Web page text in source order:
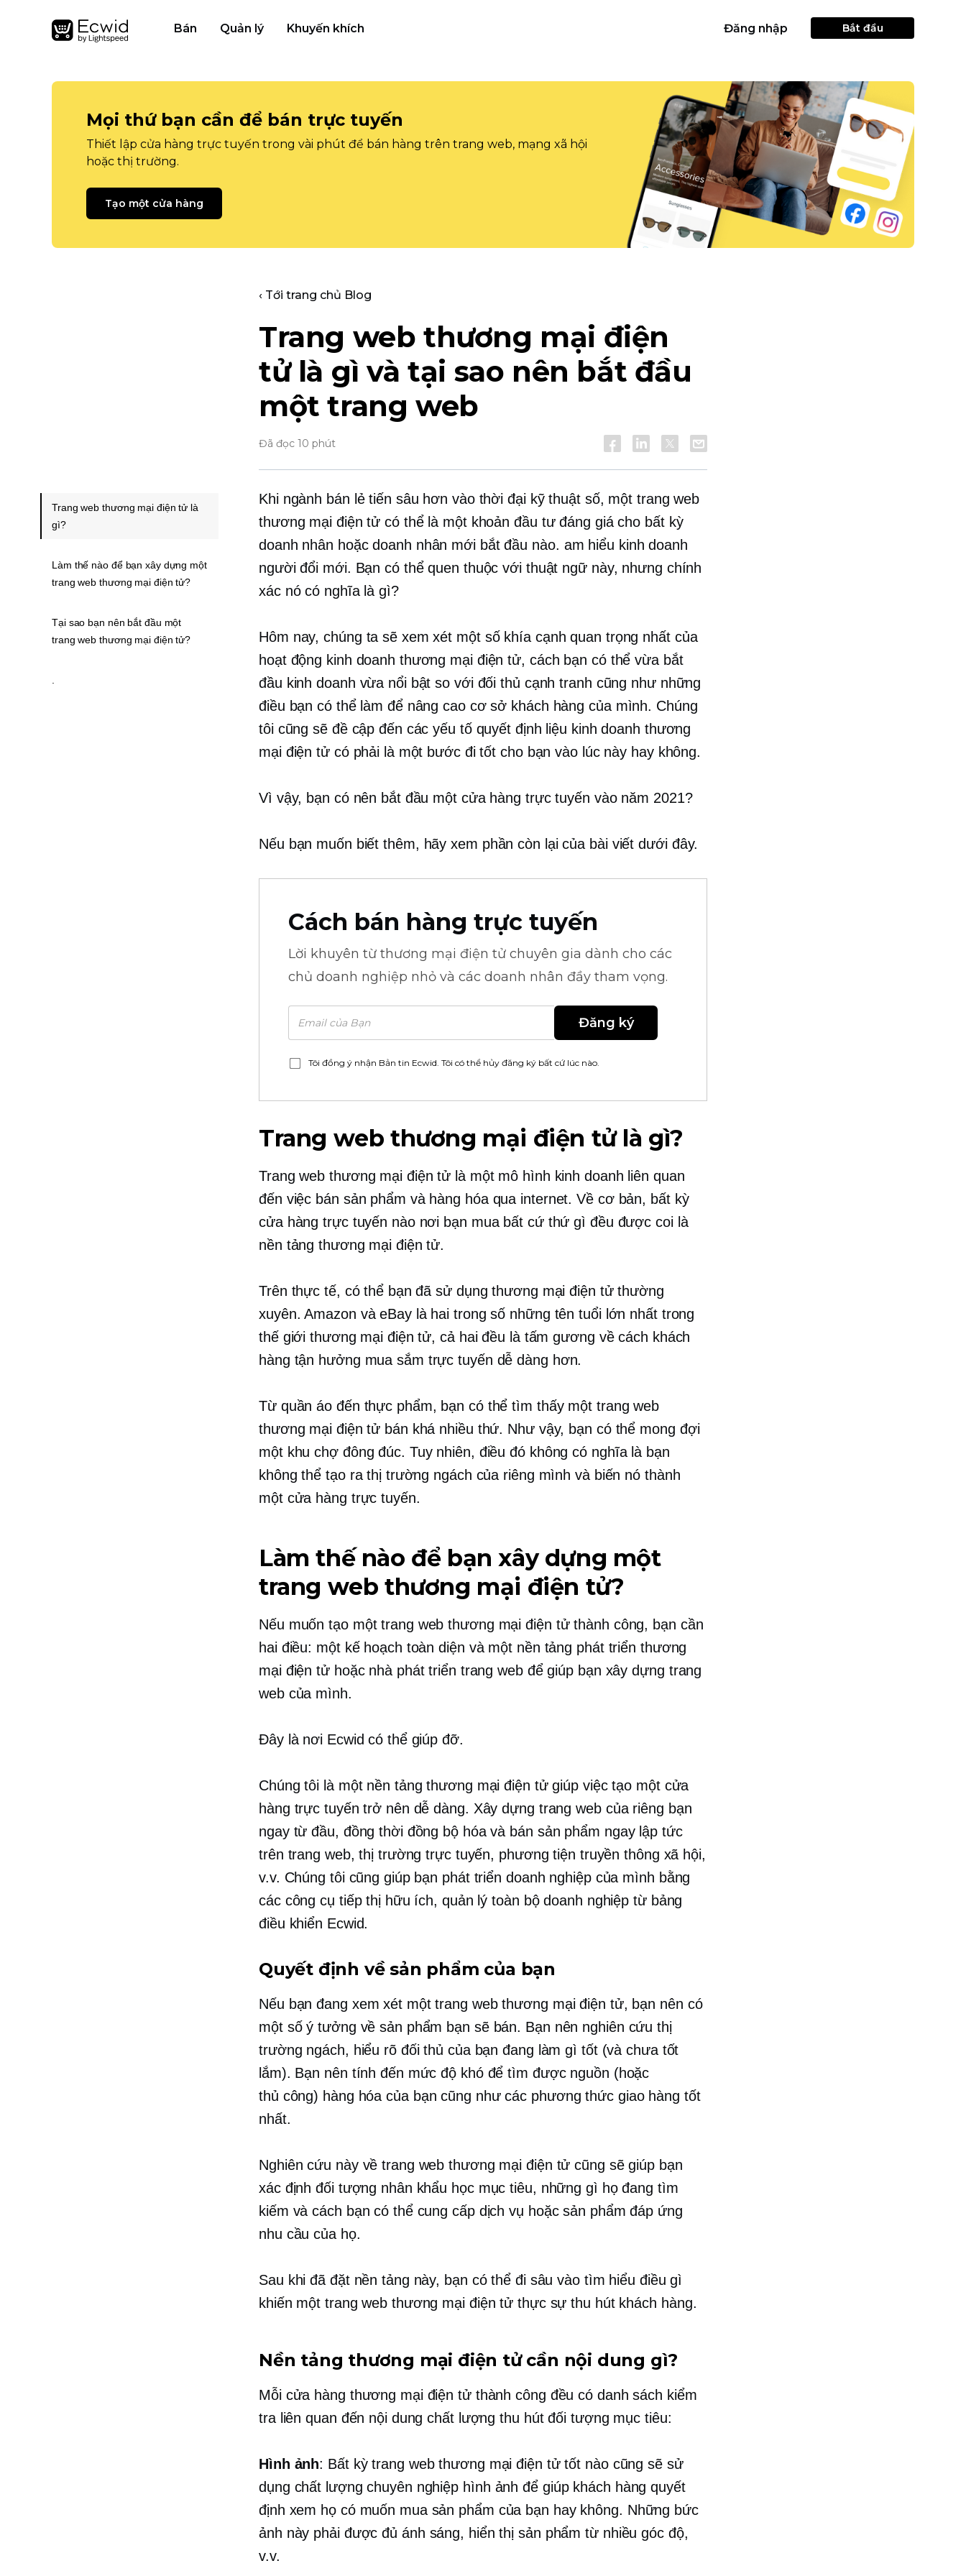
Bán Quản lý Khuyến khích Đăng nhập Bắt đầu
Mọi thứ bạn cần để bán trực tuyến
Thiết lập cửa hàng trực tuyến trong vài phút để bán hàng trên trang web, mạng xã hội
hoặc thị trường.
Tạo một cửa hàng
‹ Tới trang chủ Blog
Trang web thương mại điện
tử là gì và tại sao nên bắt đầu
một trang web
Đã đọc 10 phút
Khi ngành bán lẻ tiến sâu hơn vào thời đại kỹ thuật số, một trang web
thương mại điện tử có thể là một khoản đầu tư đáng giá cho bất kỳ
doanh nhân hoặc doanh nhân mới bắt đầu nào. am hiểu kinh doanh
người đổi mới. Bạn có thể quen thuộc với thuật ngữ này, nhưng chính
xác nó có nghĩa là gì?
Hôm nay, chúng ta sẽ xem xét một số khía cạnh quan trọng nhất của
hoạt động kinh doanh thương mại điện tử, cách bạn có thể vừa bắt
đầu kinh doanh vừa nổi bật so với đối thủ cạnh tranh cũng như những
điều bạn có thể làm để nâng cao cơ sở khách hàng của mình. Chúng
tôi cũng sẽ đề cập đến các yếu tố quyết định liệu kinh doanh thương
mại điện tử có phải là một bước đi tốt cho bạn vào lúc này hay không.
Vì vậy, bạn có nên bắt đầu một cửa hàng trực tuyến vào năm 2021?
Nếu bạn muốn biết thêm, hãy xem phần còn lại của bài viết dưới đây.
Cách bán hàng trực tuyến
Lời khuyên từ thương mại điện tử chuyên gia dành cho các
chủ doanh nghiệp nhỏ và các doanh nhân đầy tham vọng.
Đăng ký
Tôi đồng ý nhận Bản tin Ecwid. Tôi có thể hủy đăng ký bất cứ lúc nào.
Trang web thương mại điện tử là gì?
Trang web thương mại điện tử là một mô hình kinh doanh liên quan
đến việc bán sản phẩm và hàng hóa qua internet. Về cơ bản, bất kỳ
cửa hàng trực tuyến nào nơi bạn mua bất cứ thứ gì đều được coi là
nền tảng thương mại điện tử.
Trên thực tế, có thể bạn đã sử dụng thương mại điện tử thường
xuyên. Amazon và eBay là hai trong số những tên tuổi lớn nhất trong
thế giới thương mại điện tử, cả hai đều là tấm gương về cách khách
hàng tận hưởng mua sắm trực tuyến dễ dàng hơn.
Từ quần áo đến thực phẩm, bạn có thể tìm thấy một trang web
thương mại điện tử bán khá nhiều thứ. Như vậy, bạn có thể mong đợi
một khu chợ đông đúc. Tuy nhiên, điều đó không có nghĩa là bạn
không thể tạo ra thị trường ngách của riêng mình và biến nó thành
một cửa hàng trực tuyến.
Làm thế nào để bạn xây dựng một
trang web thương mại điện tử?
Nếu muốn tạo một trang web thương mại điện tử thành công, bạn cần
hai điều: một kế hoạch toàn diện và một nền tảng phát triển thương
mại điện tử hoặc nhà phát triển trang web để giúp bạn xây dựng trang
web của mình.
Đây là nơi Ecwid có thể giúp đỡ.
Chúng tôi là một nền tảng thương mại điện tử giúp việc tạo một cửa
hàng trực tuyến trở nên dễ dàng. Xây dựng trang web của riêng bạn
ngay từ đầu, đồng thời đồng bộ hóa và bán sản phẩm ngay lập tức
trên trang web, thị trường trực tuyến, phương tiện truyền thông xã hội,
v.v. Chúng tôi cũng giúp bạn phát triển doanh nghiệp của mình bằng
các công cụ tiếp thị hữu ích, quản lý toàn bộ doanh nghiệp từ bảng
điều khiển Ecwid.
Quyết định về sản phẩm của bạn
Nếu bạn đang xem xét một trang web thương mại điện tử, bạn nên có
một số ý tưởng về sản phẩm bạn sẽ bán. Bạn nên nghiên cứu thị
trường ngách, hiểu rõ đối thủ của bạn đang làm gì tốt (và chưa tốt
lắm). Bạn nên tính đến mức độ khó để tìm được nguồn (hoặc
thủ công) hàng hóa của bạn cũng như các phương thức giao hàng tốt
nhất.
Nghiên cứu này về trang web thương mại điện tử cũng sẽ giúp bạn
xác định đối tượng nhân khẩu học mục tiêu, những gì họ đang tìm
kiếm và cách bạn có thể cung cấp dịch vụ hoặc sản phẩm đáp ứng
nhu cầu của họ.
Sau khi đã đặt nền tảng này, bạn có thể đi sâu vào tìm hiểu điều gì
khiến một trang web thương mại điện tử thực sự thu hút khách hàng.
Nền tảng thương mại điện tử cần nội dung gì?
Mỗi cửa hàng thương mại điện tử thành công đều có danh sách kiểm
tra liên quan đến nội dung chất lượng thu hút đối tượng mục tiêu:
Hình ảnh: Bất kỳ trang web thương mại điện tử tốt nào cũng sẽ sử
dụng chất lượng chuyên nghiệp hình ảnh để giúp khách hàng quyết
định xem họ có muốn mua sản phẩm của bạn hay không. Những bức
ảnh này phải đượcđủ ánh sáng, hiển thị sản phẩm từ nhiều góc độ,
v.v.
Trang web thương mại điện tử là
gì?
Làm thế nào để bạn xây dựng một
trang web thương mại điện tử?
Tại sao bạn nên bắt đầu một
trang web thương mại điện tử?